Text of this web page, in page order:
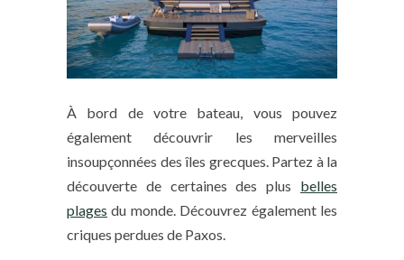
À bord de votre bateau, vous pouvez
également découvrir les merveilles
insoupçonnées des îles grecques. Partez à la
découverte de certaines des plus belles
plages du monde. Découvrez également les
criques perdues de Paxos.